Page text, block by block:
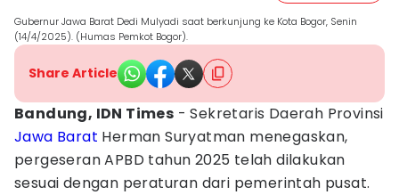
Gubernur Jawa Barat Dedi Mulyadi saat berkunjung ke Kota Bogor, Senin
(14/4/2025). (Humas Pemkot Bogor).
Share Article
Bandung, IDN Times - Sekretaris Daerah Provinsi
Jawa Barat Herman Suryatman menegaskan,
pergeseran APBD tahun 2025 telah dilakukan
sesuai dengan peraturan dari pemerintah pusat.